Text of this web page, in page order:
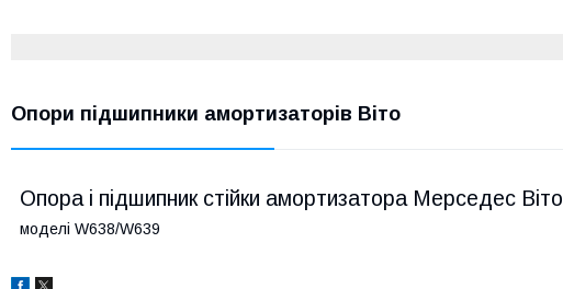
Опори підшипники амортизаторів Віто
Опора і підшипник стійки амортизатора Мерседес Віто
моделі W638/W639